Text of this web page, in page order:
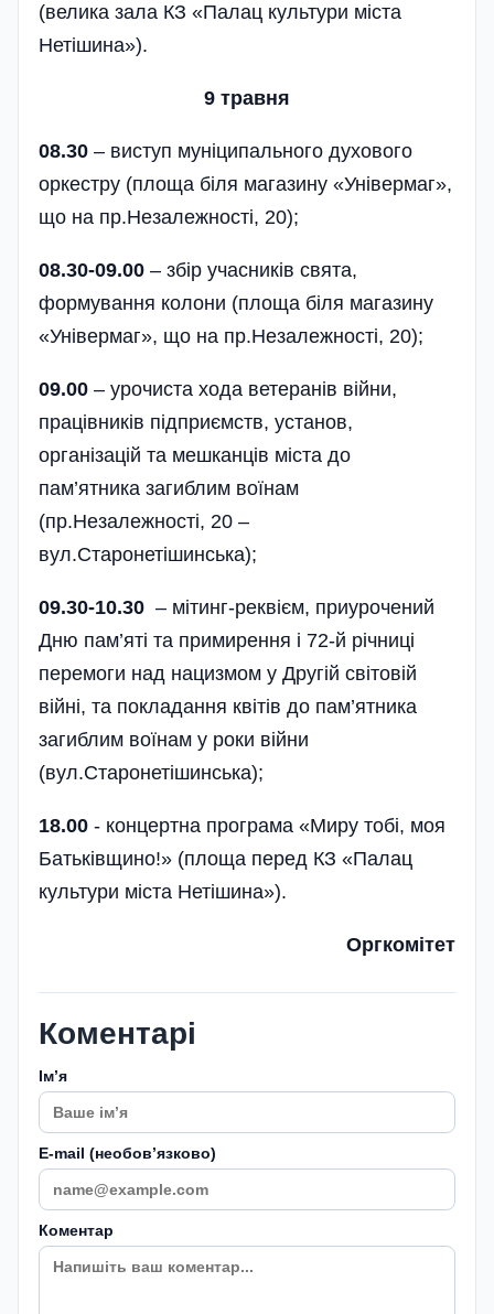
(велика зала КЗ «Палац культури міста
Нетішина»).
9 травня
08.30 – виступ муніципального духового
оркестру (площа біля магазину «Універмаг»,
що на пр.Незалежності, 20);
08.30-09.00 – збір учасників свята,
формування колони (площа біля магазину
«Універмаг», що на пр.Незалежності, 20);
09.00 – урочиста хода ветеранів війни,
праці­вників підприємств, установ,
організацій та мешканців міста до
пам’ятника загиблим воїнам
(пр.Незалежності, 20 –
вул.Старонетішинська);
09.30-10.30 – мітинг-реквієм, приурочений
Дню пам’яті та примирення і 72-й річниці
перемоги над нацизмом у Другій світовій
війні, та покладання квітів до пам’ятника
загиблим воїнам у роки війни
(вул.Старонетішинська);
18.00 - концертна програма «Миру тобі, моя
Батьківщино!» (площа перед КЗ «Палац
культури міста Нетішина»).
Оргкомітет
Коментарі
Імʼя
E-mail (необовʼязково)
Коментар